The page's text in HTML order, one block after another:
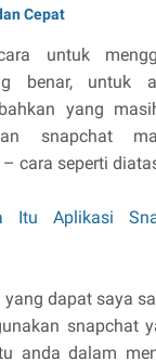
Cepat
untuk
benar, untuk
yang
snapchat
cara seperti
Itu Aplikasi
dapat saya
snapchat
anda dalam